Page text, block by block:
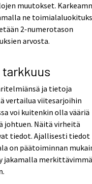
muutokset.
ne
2-numerotason
arvosta.
ja tietoja
vertailua viitesarjoihin
voi kuitenkin olla vääriä
johtuen. Näitä virheitä
tiedot. Ajallisesti tiedot
on päätoiminnan
jakamalla